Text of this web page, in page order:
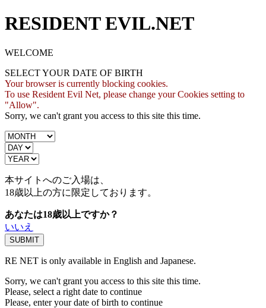
RESIDENT EVIL.NET
WELCOME
SELECT YOUR DATE OF BIRTH
Your browser is currently blocking cookies.
To use Resident Evil Net, please change your Cookies setting to
"Allow".
Sorry, we can't grant you access to this site this time.
本サイトへのご入場は、
18歳以上の方に限定しております。
あなたは18歳以上ですか？
いいえ
RE NET is only available in English and Japanese.
Sorry, we can't grant you access to this site this time.
Please, select a right date to continue
Please, enter your date of birth to continue